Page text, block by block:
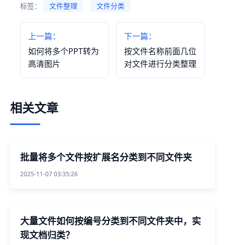
标签： 文件整理 文件分类
上一篇：
如何将多个PPT转为
高清图片
下一篇：
按文件名称前面几位
对文件进行分类整理
相关文章
批量将多个文件按扩展名分类到不同文件夹
2025-11-07 03:35:26
大量文件如何按编号分类到不同文件夹中，实
现文档归类？